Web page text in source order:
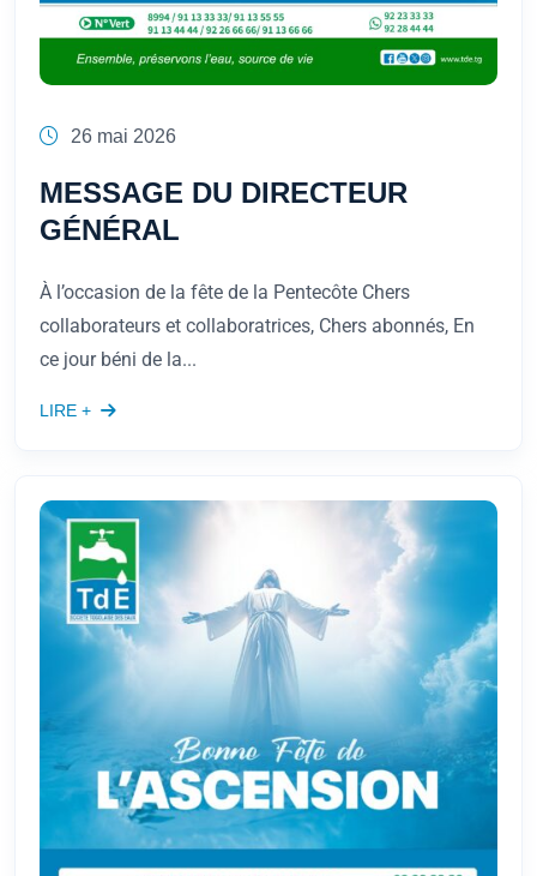
26 mai 2026
MESSAGE DU DIRECTEUR
GÉNÉRAL
À l’occasion de la fête de la Pentecôte Chers
collaborateurs et collaboratrices, Chers abonnés, En
ce jour béni de la...
LIRE +